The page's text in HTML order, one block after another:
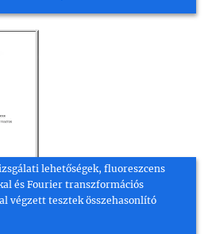
lehetőségek, fluoreszcens
és Fourier transzformációs
végzett tesztek összehasonlító